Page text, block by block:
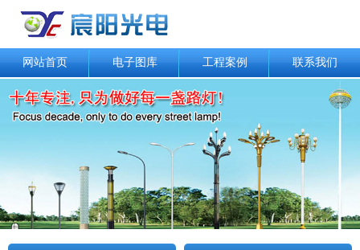
网站首页 电子图库 工程案例 联系我们